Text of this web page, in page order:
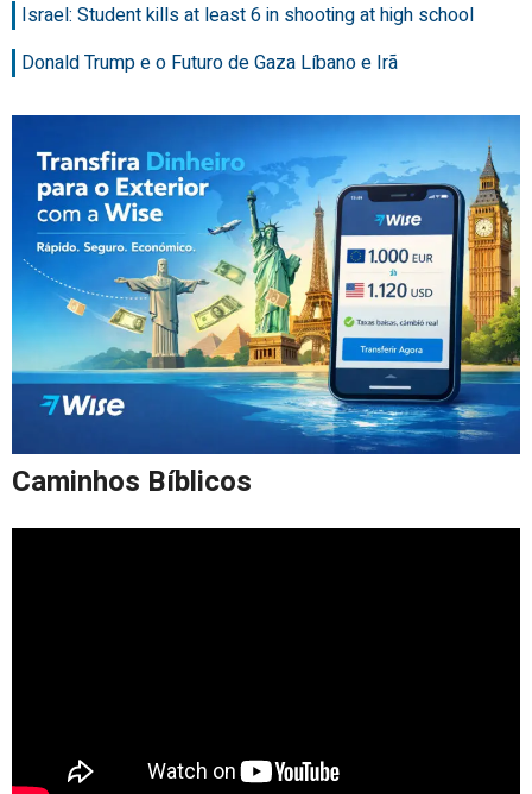
Israel: Student kills at least 6 in shooting at high school
Donald Trump e o Futuro de Gaza Líbano e Irã
Caminhos Bíblicos